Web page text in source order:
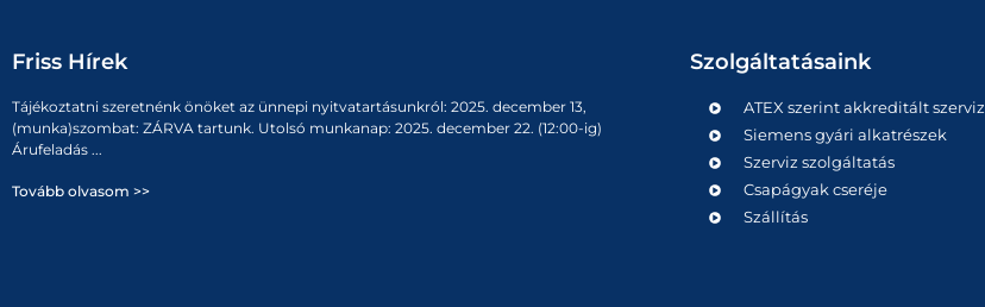
Friss Hírek
Tájékoztatni szeretnénk önöket az ünnepi nyitvatartásunkról: 2025. december 13,
(munka)szombat: ZÁRVA tartunk. Utolsó munkanap: 2025. december 22. (12:00-ig)
Árufeladás ...
Tovább olvasom >>
Szolgáltatásaink
ATEX szerint akkreditált szerviz
Siemens gyári alkatrészek
Szerviz szolgáltatás
Csapágyak cseréje
Szállítás